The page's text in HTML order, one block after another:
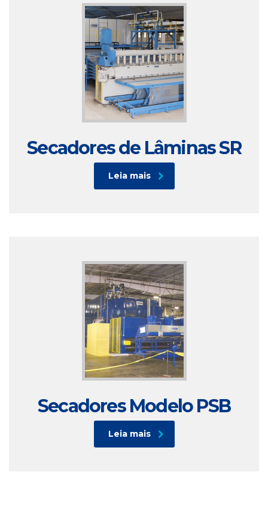
Secadores de Lâminas SR
Leia mais
Secadores Modelo PSB
Leia mais